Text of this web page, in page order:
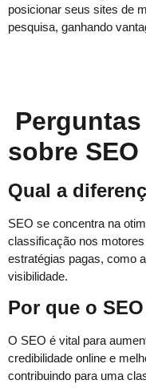
posicionar seus sites de
pesquisa, ganhando
sobre SEO
Qual a
SEO se concentra na
classificação nos
estratégias pagas, como
visibilidade.
Por que o
O SEO é vital para
credibilidade online e
contribuindo para uma